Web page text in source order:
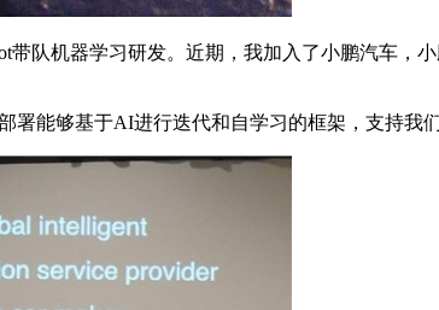
机器学习研发。近期，我加入了小鹏汽车，
够基于AI进行迭代和自学习的框架，支持我们